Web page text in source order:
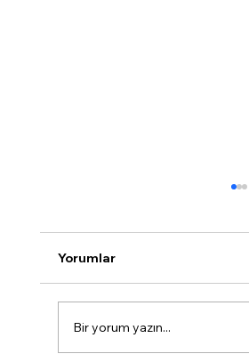
Yorumlar
Bir yorum yazın...